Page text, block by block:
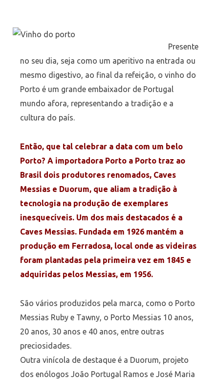
Presente
no seu dia, seja como um aperitivo na entrada ou
mesmo digestivo, ao final da refeição, o vinho do
Porto é um grande embaixador de Portugal
mundo afora, representando a tradição e a
cultura do país.
Então, que tal celebrar a data com um belo
Porto? A importadora Porto a Porto traz ao
Brasil dois produtores renomados, Caves
Messias e Duorum, que aliam a tradição à
tecnologia na produção de exemplares
inesquecíveis. Um dos mais destacados é a
Caves Messias. Fundada em 1926 mantém a
produção em Ferradosa, local onde as videiras
foram plantadas pela primeira vez em 1845 e
adquiridas pelos Messias, em 1956.
São vários produzidos pela marca, como o Porto
Messias Ruby e Tawny, o Porto Messias 10 anos,
20 anos, 30 anos e 40 anos, entre outras
preciosidades.
Outra vinícola de destaque é a Duorum, projeto
dos enólogos João Portugal Ramos e José Maria